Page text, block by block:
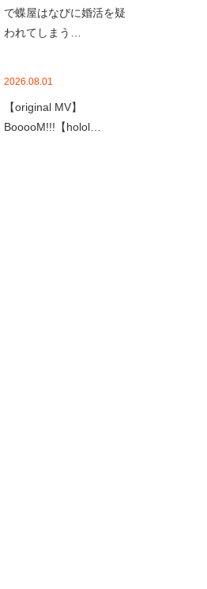
で蝶屋はなびに婚活を疑
われてしまう…
2026.08.01
【original MV】
BooooM!!!【holol…